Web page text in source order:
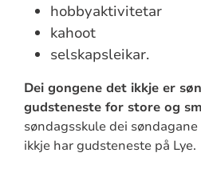
hobbyaktivitetar
kahoot
selskapsleikar.
Dei gongene det ikkje er
gudsteneste for store og
søndagsskule dei
ikkje har gudsteneste på Lye.